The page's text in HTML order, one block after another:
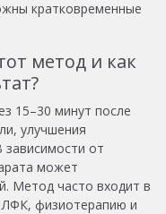
кратковременные
метод и как
15–30 минут после
улучшения
зависимости от
может
Метод часто входит в
физиотерапию и